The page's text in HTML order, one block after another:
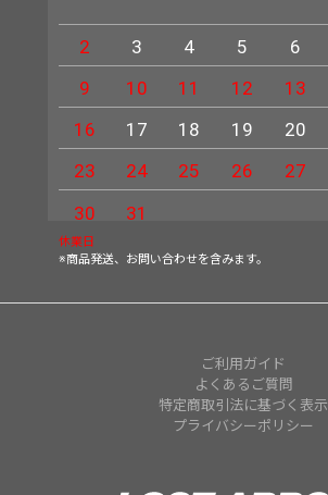
2
3 4 5 6
9
10 11 12 13
16
17 18 19 20
23
24 25 26 27
30
31
休業日
※商品発送、お問い合わせを含みます。
ご利用ガイド
よくあるご質問
特定商取引法に基づく表示
プライバシーポリシー